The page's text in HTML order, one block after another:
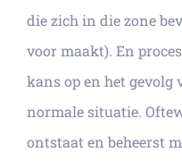
die zich in die zone
voor maakt). En
kans op en het gevolg
normale situatie.
ontstaat en beheerst